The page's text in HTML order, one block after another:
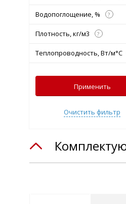
Водопоглощение, % ?
Плотность, кг/м3 ?
Теплопроводность, Вт/м°С
Применить
Очистить фильтр